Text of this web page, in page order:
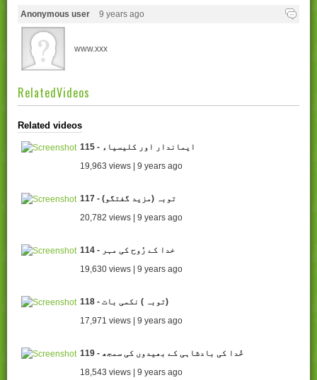
Anonymous user 9 years ago
www.xxx
RelatedVideos
Related videos
115 - ایماندار اور کلیسیاء
19,963 views | 9 years ago
117 - (توبہ (مزید گفتگو
20,782 views | 9 years ago
114 - خدا کے رُوح کی مہر
19,630 views | 9 years ago
118 - توبہ ) نکمی بات)
17,971 views | 9 years ago
119 - خُدا کی بادشاہی کے بھیدوں کی سمجھ
18,543 views | 9 years ago